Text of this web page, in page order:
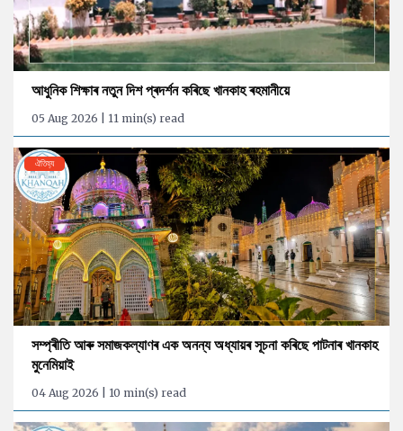
আধুনিক শিক্ষাৰ নতুন দিশ প্ৰদৰ্শন কৰিছে খানকাহ ৰহমানীয়ে
05 Aug 2026 | 11 min(s) read
ঐতিহ্য
সম্প্ৰীতি আৰু সমাজকল্যাণৰ এক অনন্য অধ্যায়ৰ সূচনা কৰিছে পাটনাৰ খানকাহ
মুনেমিয়াই
04 Aug 2026 | 10 min(s) read